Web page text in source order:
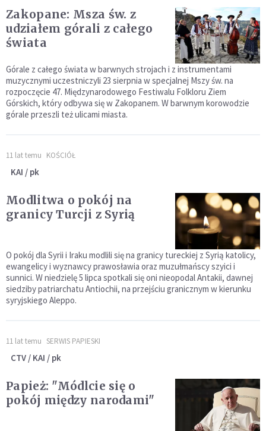
Zakopane: Msza św. z
udziałem górali z całego
świata
Górale z całego świata w barwnych strojach i z instrumentami
muzycznymi uczestniczyli 23 sierpnia w specjalnej Mszy św. na
rozpoczęcie 47. Międzynarodowego Festiwalu Folkloru Ziem
Górskich, który odbywa się w Zakopanem. W barwnym korowodzie
górale przeszli też ulicami miasta.
11 lat temu KOŚCIÓŁ
KAI / pk
Modlitwa o pokój na
granicy Turcji z Syrią
O pokój dla Syrii i Iraku modlili się na granicy tureckiej z Syrią katolicy,
ewangelicy i wyznawcy prawosławia oraz muzułmańscy szyici i
sunnici. W niedzielę 5 lipca spotkali się oni nieopodal Antakii, dawnej
siedziby patriarchatu Antiochii, na przejściu granicznym w kierunku
syryjskiego Aleppo.
11 lat temu SERWIS PAPIESKI
CTV / KAI / pk
Papież: "Módlcie się o
pokój między narodami"